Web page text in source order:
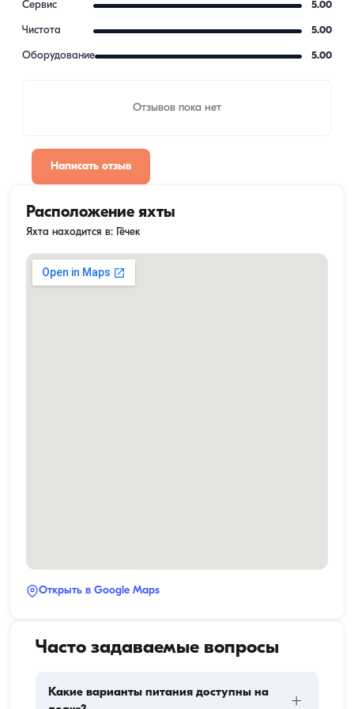
Сервис 5.00
Чистота 5.00
Оборудование 5.00
Отзывов пока нет
Написать отзыв
Расположение яхты
Яхта находится в: Гёчек
Открыть в Google Maps
Часто задаваемые вопросы
Какие варианты питания доступны на
+